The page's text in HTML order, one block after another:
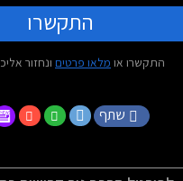
התקשרו
התקשרו או מלאו פרטים ונחזור
שתף